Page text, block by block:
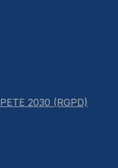
2030 (RGPD)